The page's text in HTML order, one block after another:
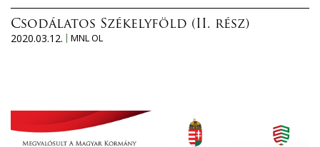
Csodálatos Székelyföld (II. rész)
2020.03.12.
MNL OL